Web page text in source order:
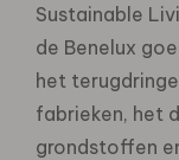
Sustainable
de Benelux
het
fabrieken, het
grondstoffen